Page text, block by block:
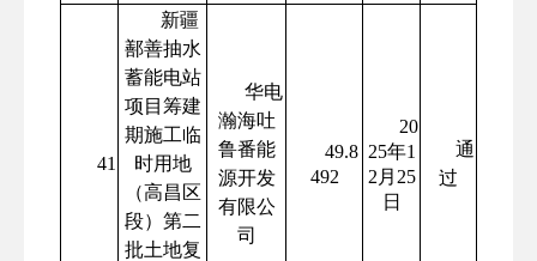
41
新疆
鄯善抽水
蓄能电站
项目筹建
期施工临
时用地
（高昌区
段）第二
批土地复
华电
瀚海吐
鲁番能
源开发
有限公
司
49.8
492
20
25年1
2月25
日
通
过